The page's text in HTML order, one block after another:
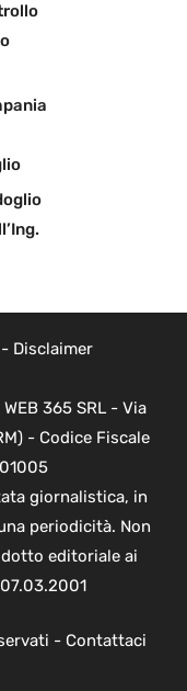
Disclaimer
365 SRL - Via
- Codice Fiscale
giornalistica, in
periodicità. Non
editoriale ai
- Contattaci